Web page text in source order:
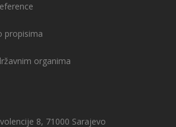
propisima
organima
8, 71000 Sarajevo